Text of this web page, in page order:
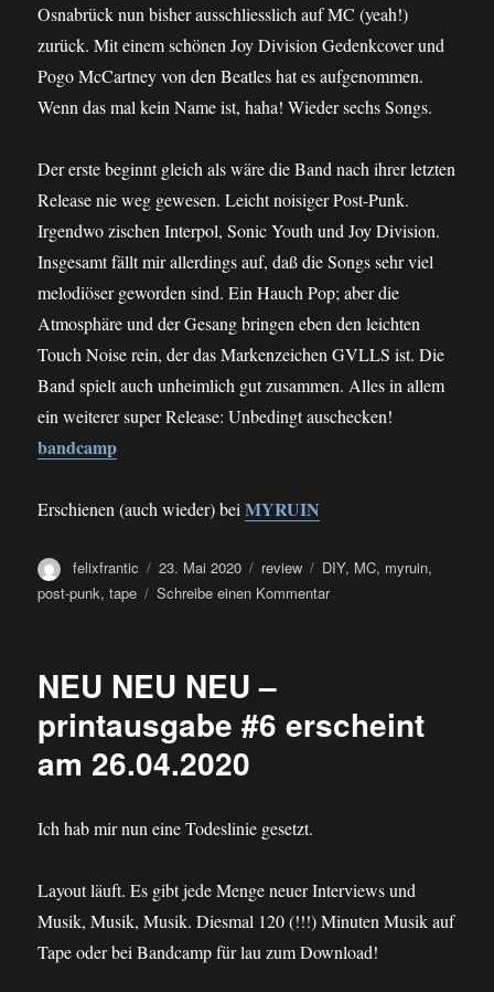
Osnabrück nun bisher ausschliesslich auf MC (yeah!)
zurück. Mit einem schönen Joy Division Gedenkcover und
Pogo McCartney von den Beatles hat es aufgenommen.
Wenn das mal kein Name ist, haha! Wieder sechs Songs.
Der erste beginnt gleich als wäre die Band nach ihrer letzten
Release nie weg gewesen. Leicht noisiger Post-Punk.
Irgendwo zischen Interpol, Sonic Youth und Joy Division.
Insgesamt fällt mir allerdings auf, daß die Songs sehr viel
melodiöser geworden sind. Ein Hauch Pop; aber die
Atmosphäre und der Gesang bringen eben den leichten
Touch Noise rein, der das Markenzeichen GVLLS ist. Die
Band spielt auch unheimlich gut zusammen. Alles in allem
ein weiterer super Release: Unbedingt auschecken!
bandcamp
Erschienen (auch wieder) beiMYRUIN
Autor
felixfrantic
Veröffentlicht
am
23. Mai 2020 Kategorien
review Schlagwörter
DIY, MC, myruin,
post-punk,tape Schreibe einen Kommentarzu
NEU NEU NEU –
printausgabe #6 erscheint
am 26.04.2020
Ich hab mir nun eine Todeslinie gesetzt.
Layout läuft. Es gibt jede Menge neuer Interviews und
Musik, Musik, Musik. Diesmal 120 (!!!) Minuten Musik auf
Tape oder bei Bandcamp für lau zum Download!